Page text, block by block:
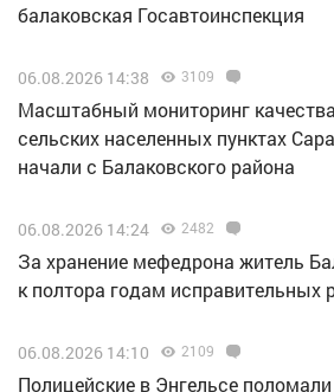
балаковская Госавтоинспекция
06.08.2026 14:38 3109
Масштабный мониторинг
сельских населенных пунктах
начали с Балаковского района
06.08.2026 14:24 2482
За хранение мефедрона житель
к полтора годам исправительных
06.08.2026 14:10 2109
Полицейские в Энгельсе